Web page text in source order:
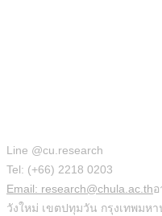
Line @cu.research
Tel: (+66) 2218 0203
Email: research@chula.ac.th
วังใหม่ เขตปทุมวัน กรุงเทพมห